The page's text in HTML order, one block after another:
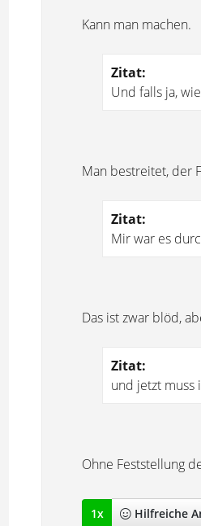
Kann man machen.
Zitat:
Und falls ja,
Man bestreitet, der
Zitat:
Mir war es
Das ist zwar blöd,
Zitat:
und jetzt muss
Ohne Feststellung
1x Hilfreiche